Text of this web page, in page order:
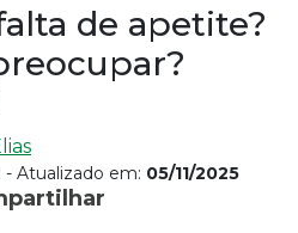
de apetite?
- Atualizado em: 05/11/2025